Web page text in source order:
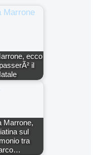
ecco
il
Marrone,
sul
tra